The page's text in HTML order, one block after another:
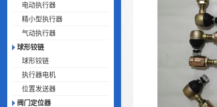
电动执行器
精小型执行器
气动执行器
球形铰链
球形铰链
执行器电机
位置发送器
阀门定位器